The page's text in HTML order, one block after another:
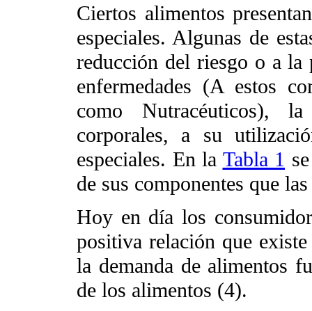
Ciertos alimentos
especiales. Algunas de
reducción del riesgo o a la
enfermedades (A estos
como Nutracéuticos),
corporales, a su
especiales. En la Tabla 1
de sus componentes que
Hoy en día los
positiva relación que
la demanda de alimentos
de los alimentos (4).